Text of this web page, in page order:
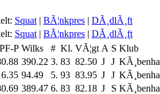
Squat | BÃ¦nkpres | DÃ¸dlÃ¸ft
Squat | BÃ¦nkpres | DÃ¸dlÃ¸ft
P Wilks # Kl. VÃ¦gt A S Klub
390.22 3. 83 82.50 J J
94.49 5. 93 83.95 J J
389.47 6. 83 82.18 J S